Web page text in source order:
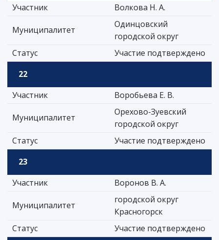
Участник
Волкова Н. А.
Муниципалитет
Одинцовский
городской округ
Статус
Участие подтверждено
22
Участник
Воробьева Е. В.
Муниципалитет
Орехово-Зуевский
городской округ
Статус
Участие подтверждено
23
Участник
Воронов В. А.
Муниципалитет
городской округ
Красногорск
Статус
Участие подтверждено